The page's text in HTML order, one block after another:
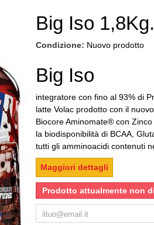
Big Iso 1,8Kg.
Condizione: Nuovo prodotto
Big Iso
integratore con fino al 93% di
latte Volac prodotto con il
Biocore Aminomate® con
la biodisponibilità di BCAA,
tutti gli amminoacidi contenuti
Maggiori dettagli
Prodotto attualmente non